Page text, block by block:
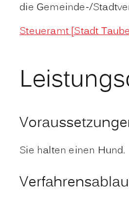
die Gemeinde-/
Steueramt [Stadt
Sie halten einen Hund.